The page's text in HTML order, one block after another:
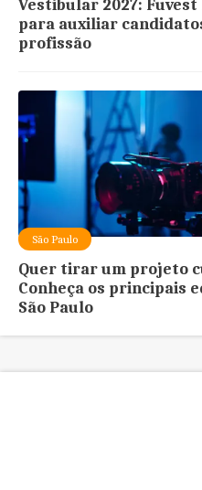
Vestibular 2027:
para auxiliar
profissão
São Paulo
Quer tirar um projeto
Conheça os principais
São Paulo